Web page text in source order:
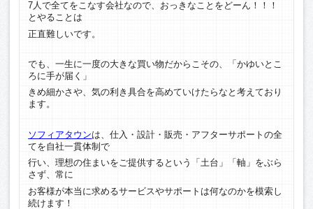
7人で全てをこなす会社なので、おっきなことをどーん！！！
とやることは
正直難しいです。
でも、一生に一度の大きな買い物だからこその、「かゆいとこ
ろに手が届く」
きめ細かさや、気の利き具合を高めていけたらなと考えており
ます。
ソフィアタウンは、仕入・設計・販売・アフターサポートの全
てを自社一貫体制で
行い、理想の住まいをご提供するという「土台」「軸」をぶら
さず、常に
お客様が本当に求めるサービスやサポートは何なのかを模索し
続けます！